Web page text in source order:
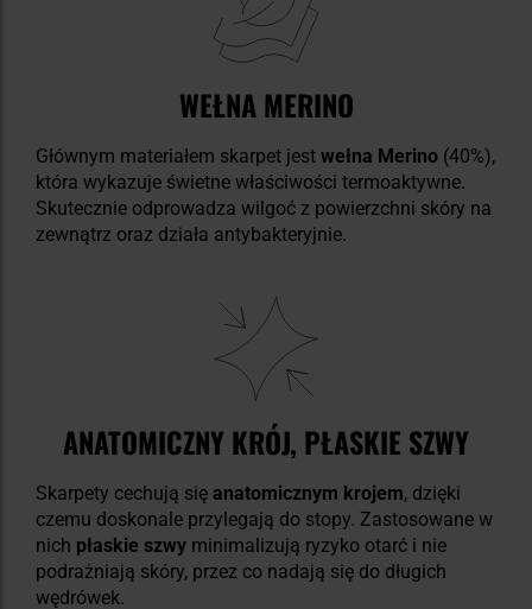
WEŁNA MERINO
Głównym materiałem skarpet jest wełna Merino (40%),
która wykazuje świetne właściwości termoaktywne.
Skutecznie odprowadza wilgoć z powierzchni skóry na
zewnątrz oraz działa antybakteryjnie.
ANATOMICZNY KRÓJ, PŁASKIE SZWY
Skarpety cechują się anatomicznym krojem, dzięki
czemu doskonale przylegają do stopy. Zastosowane w
nich płaskie szwy minimalizują ryzyko otarć i nie
podrażniają skóry, przez co nadają się do długich
wędrówek.